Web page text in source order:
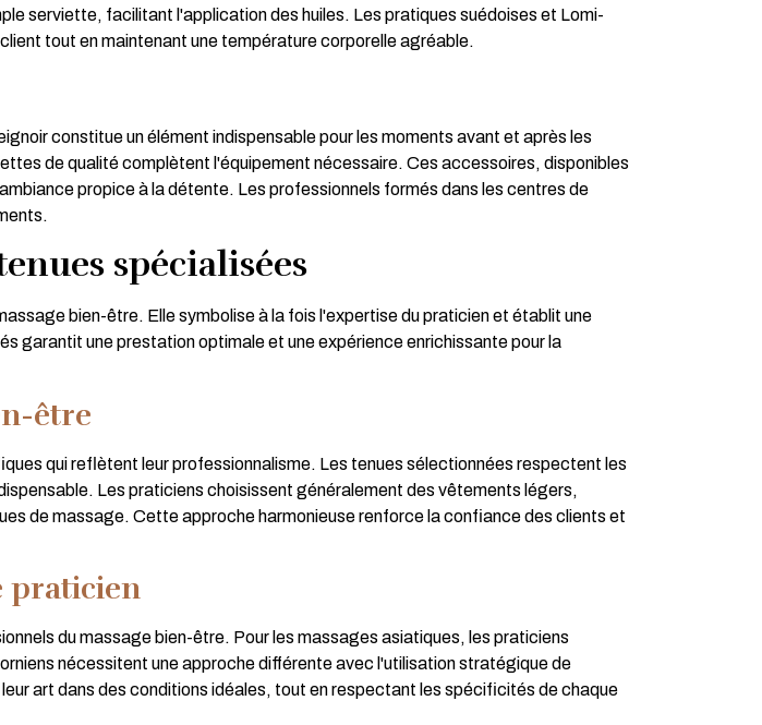
serviette, facilitant l'application des huiles. Les pratiques suédoises et Lomi-
tout en maintenant une température corporelle agréable.
constitue un élément indispensable pour les moments avant et après les
de qualité complètent l'équipement nécessaire. Ces accessoires, disponibles
propice à la détente. Les professionnels formés dans les centres de
spécialisées
bien-être. Elle symbolise à la fois l'expertise du praticien et établit une
garantit une prestation optimale et une expérience enrichissante pour la
être
qui reflètent leur professionnalisme. Les tenues sélectionnées respectent les
Les praticiens choisissent généralement des vêtements légers,
de massage. Cette approche harmonieuse renforce la confiance des clients et
praticien
du massage bien-être. Pour les massages asiatiques, les praticiens
nécessitent une approche différente avec l'utilisation stratégique de
art dans des conditions idéales, tout en respectant les spécificités de chaque